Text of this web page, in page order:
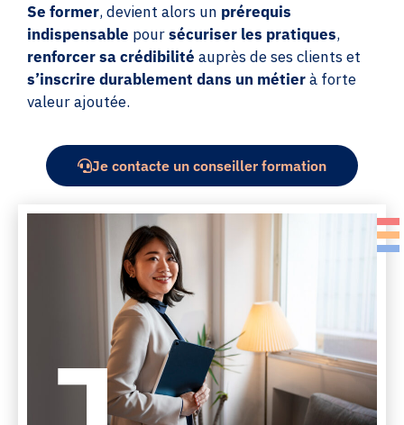
Se former, devient alors un prérequis
indispensable poursécuriser les pratiques,
renforcer sa crédibilité auprès de ses clients et
s’inscrire durablement dans un métierà forte
valeur ajoutée.
Je contacte un conseiller formation